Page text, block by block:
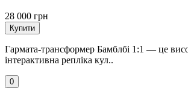
28 000 грн
Купити
Гармата-трансформер Бамблбі 1:1 — це
інтерактивна репліка кул..
0